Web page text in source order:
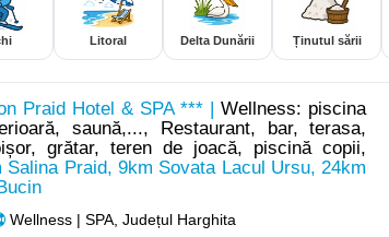
Litoral Delta Dunării Ținutul sării
Praid Hotel & SPA *** |Wellness: piscina
saună,..., Restaurant, bar, terasa,
grătar, teren de joacă, piscină copii,
Praid, 9km Sovata Lacul Ursu, 24km
Wellness | SPA, Județul Harghita